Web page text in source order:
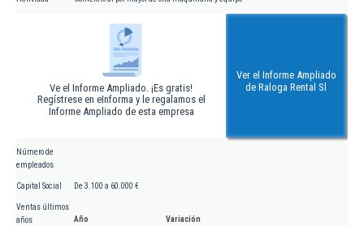
Ve el Informe Ampliado. ¡Es gratis!
Regístrese en eInforma y le regalamos el
Informe Ampliado de esta empresa
Ver el Informe Ampliado
de Raloga Rental Sl
Número de
empleados
Capital Social De 3.100 a 60.000 €
Ventas últimos
años
Año
Variación